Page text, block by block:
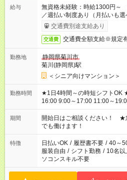
給与
無資格未経験：時給1300円
／週払い制度あり（月払いも
了次第のお支払いとなります。
交通費別途支給あり
交通費 交通費全額支給※規定
勤務地
静岡県菊川市
菊川(静岡県)駅
＜シニア向けマンション＞
勤務時間
★1日4時間～の時短シフトOK ★スタート時間選べます！ 7:00～
16:00 9:00～17:00 11:00～19:00 など
場合、他のお仕事と合わせ週
ん ※法令に基づき、週20時間
となります ※労働者派遣法（日
短時間・短期間の就業はご案
期間
開始日はご相談ください！
でも働けます！
特徴 日払いOK / 履歴書不要 / 40～
服装自由 / シフト勤務 / 10名以
ソコンスキル不要